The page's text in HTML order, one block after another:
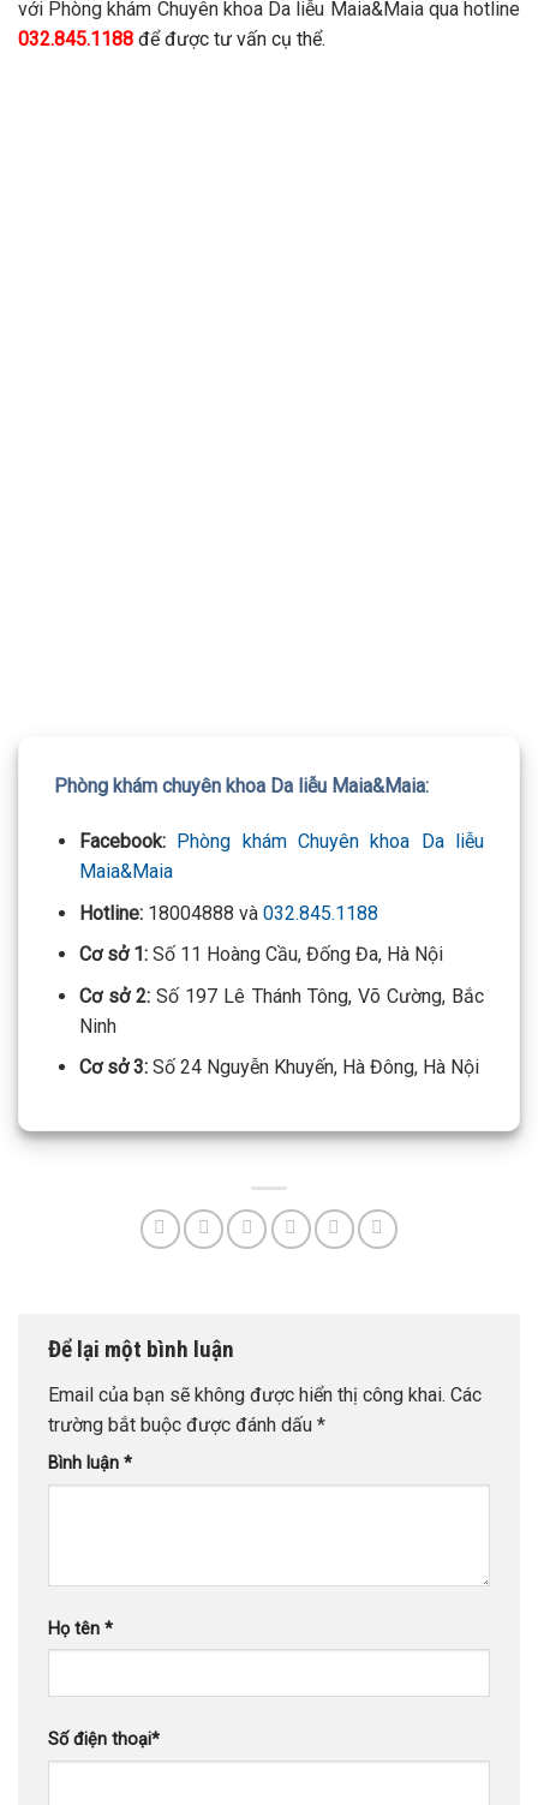
với Phòng khám Chuyên khoa Da liễu Maia&Maia qua hotline
032.845.1188 để được tư vấn cụ thể.
Phòng khám chuyên khoa Da liễu Maia&Maia:
Facebook: Phòng khám Chuyên khoa Da liễu
Maia&Maia
Hotline:18004888 và 032.845.1188
Cơ sở 1: Số 11 Hoàng Cầu, Đống Đa, Hà Nội
Cơ sở 2: Số 197 Lê Thánh Tông, Võ Cường, Bắc
Ninh
Cơ sở 3:Số 24 Nguyễn Khuyến, Hà Đông, Hà Nội
Để lại một bình luận
Email của bạn sẽ không được hiển thị công khai. Các
trường bắt buộc được đánh dấu *
Bình luận *
Họ tên *
Số điện thoại*